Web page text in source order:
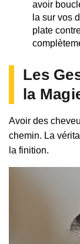
avoir
la sur vos
plate
Les
la
Avoir des
chemin. La
la finition.